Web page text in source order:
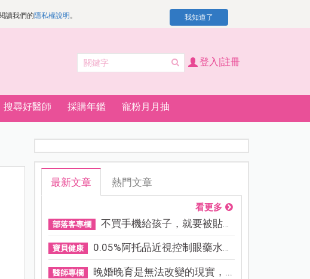
讀我們的隱私權說明 。 我知道了
登入|註冊
搜尋好醫師 採購年鑑 寵粉月月抽
最新文章 熱門文章
看更多
部落客專欄 不買手機給孩子，就要被貼「...
寶貝健康 0.05%阿托品近視控制眼藥水納...
醫師專欄 晚婚晚育是無法改變的現實，...